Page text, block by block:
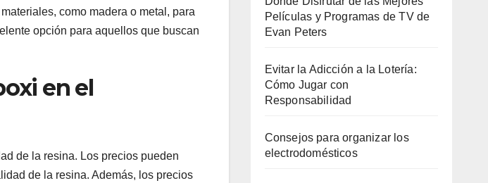
como madera o metal, para
opción para aquellos que buscan
en el
de la resina. Los precios pueden
de la resina. Además, los precios
Películas y Programas de TV de
Evan Peters
Evitar la Adicción a la Lotería:
Cómo Jugar con
Responsabilidad
Consejos para organizar los
electrodomésticos